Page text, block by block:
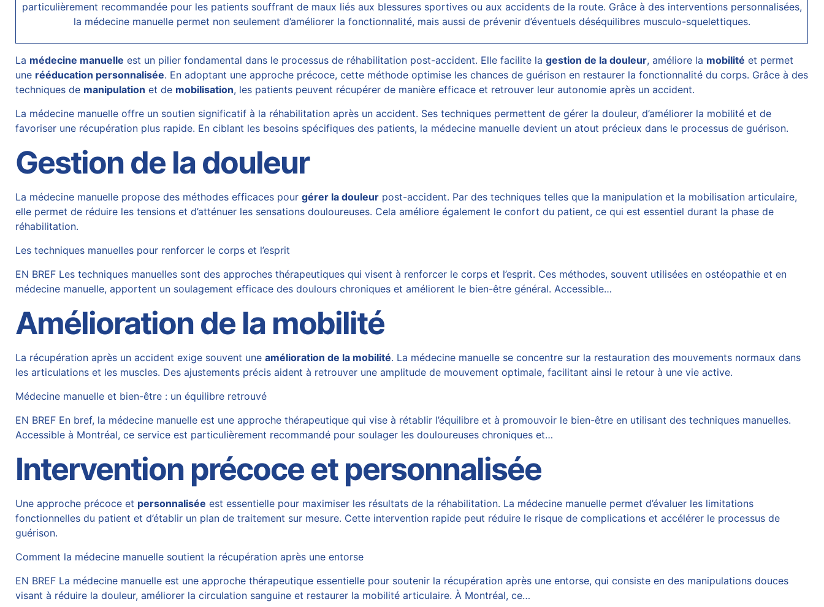
particulièrement recommandée pour les patients souffrant de maux liés aux blessures sportives ou aux accidents de la route. Grâce à des interventions personnalisées,
la médecine manuelle permet non seulement d’améliorer la fonctionnalité, mais aussi de prévenir d’éventuels déséquilibres musculo-squelettiques.
La médecine manuelle est un pilier fondamental dans le processus de réhabilitation post-accident. Elle facilite lagestion de la douleur, améliore la mobilité et permet
une rééducation personnalisée. En adoptant une approche précoce, cette méthode optimise les chances de guérison en restaurer la fonctionnalité du corps. Grâce à des
techniques de manipulation et de mobilisation, les patients peuvent récupérer de manière efficace et retrouver leur autonomie après un accident.
La médecine manuelle offre un soutien significatif à la réhabilitation après un accident. Ses techniques permettent de gérer la douleur, d’améliorer la mobilité et de
favoriser une récupération plus rapide. En ciblant les besoins spécifiques des patients, la médecine manuelle devient un atout précieux dans le processus de guérison.
Gestion de la douleur
La médecine manuelle propose des méthodes efficaces pourgérer la douleur post-accident. Par des techniques telles que la manipulation et la mobilisation articulaire,
elle permet de réduire les tensions et d’atténuer les sensations douloureuses. Cela améliore également le confort du patient, ce qui est essentiel durant la phase de
réhabilitation.
Les techniques manuelles pour renforcer le corps et l’esprit
EN BREF Les techniques manuelles sont des approches thérapeutiques qui visent à renforcer le corps et l’esprit. Ces méthodes, souvent utilisées en ostéopathie et en
médecine manuelle, apportent un soulagement efficace des doulours chroniques et améliorent le bien-être général. Accessible…
Amélioration de la mobilité
La récupération après un accident exige souvent uneamélioration de la mobilité. La médecine manuelle se concentre sur la restauration des mouvements normaux dans
les articulations et les muscles. Des ajustements précis aident à retrouver une amplitude de mouvement optimale, facilitant ainsi le retour à une vie active.
Médecine manuelle et bien-être : un équilibre retrouvé
EN BREF En bref, la médecine manuelle est une approche thérapeutique qui vise à rétablir l’équilibre et à promouvoir le bien-être en utilisant des techniques manuelles.
Accessible à Montréal, ce service est particulièrement recommandé pour soulager les douloureuses chroniques et…
Intervention précoce et personnalisée
Une approche précoce et personnalisée est essentielle pour maximiser les résultats de la réhabilitation. La médecine manuelle permet d’évaluer les limitations
fonctionnelles du patient et d’établir un plan de traitement sur mesure. Cette intervention rapide peut réduire le risque de complications et accélérer le processus de
guérison.
Comment la médecine manuelle soutient la récupération après une entorse
EN BREF La médecine manuelle est une approche thérapeutique essentielle pour soutenir la récupération après une entorse, qui consiste en des manipulations douces
visant à réduire la douleur, améliorer la circulation sanguine et restaurer la mobilité articulaire. À Montréal, ce…